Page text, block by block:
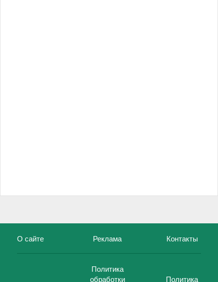
О сайте Реклама Контакты
Политика
обработки
Политика